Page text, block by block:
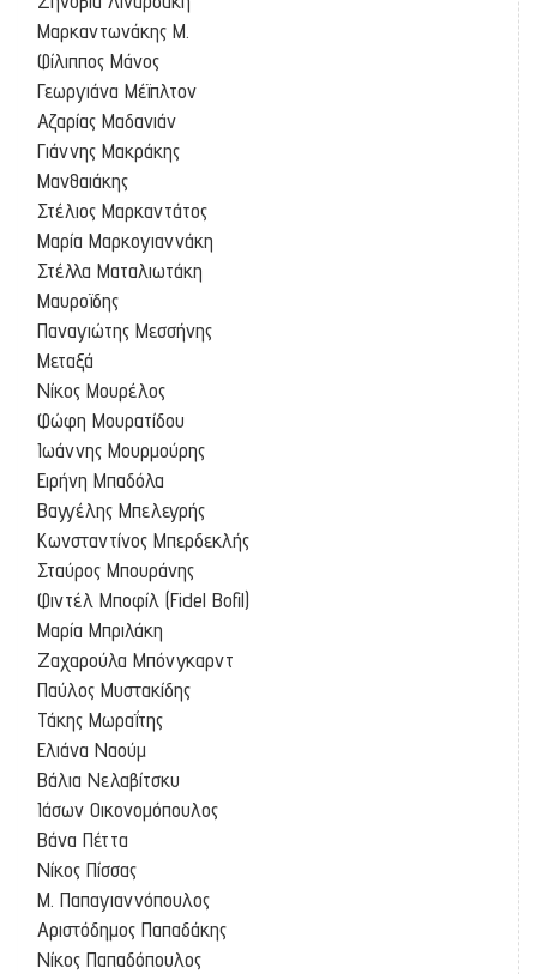
Μαρκαντωνάκης Μ.
Φίλιππος Μάνος
Γεωργιάνα Μέϊπλτον
Αζαρίας Μαδανιάν
Γιάννης Μακράκης
Μανθαιάκης
Στέλιος Μαρκαντάτος
Μαρία Μαρκογιαννάκη
Στέλλα Ματαλιωτάκη
Μαυροϊδης
Παναγιώτης Μεσσήνης
Μεταξά
Νίκος Μουρέλος
Φώφη Μουρατίδου
Ιωάννης Μουρμούρης
Ειρήνη Μπαδόλα
Βαγγέλης Μπελεγρής
Κωνσταντίνος Μπερδεκλής
Σταύρος Μπουράνης
Φιντέλ Μποφίλ (Fidel Bofil)
Μαρία Μπριλάκη
Ζαχαρούλα Μπόνγκαρντ
Παύλος Μυστακίδης
Τάκης Μωραΐτης
Ελιάνα Ναούμ
Βάλια Νελαβίτσκυ
Ιάσων Οικονομόπουλος
Βάνα Πέττα
Νίκος Πίσσας
Μ. Παπαγιαννόπουλος
Αριστόδημος Παπαδάκης
Νίκος Παπαδόπουλος